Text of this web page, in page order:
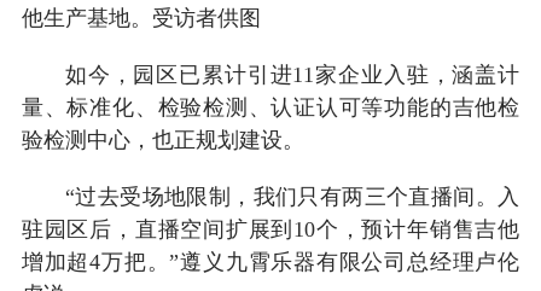
他生产基地。受访者供图
如今，园区已累计引进11家企业入驻，涵盖计
量、标准化、检验检测、认证认可等功能的吉他检
验检测中心，也正规划建设。
“过去受场地限制，我们只有两三个直播间。入
驻园区后，直播空间扩展到10个，预计年销售吉他
增加超4万把。”遵义九霄乐器有限公司总经理卢伦